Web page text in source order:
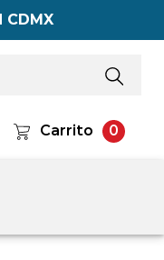
CDMX
Carrito 0